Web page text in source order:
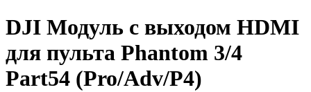
DJI Модуль с выходом HDMI
для пульта Phantom 3/4
Part54 (Pro/Adv/P4)